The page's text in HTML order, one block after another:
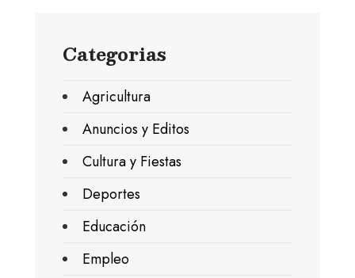
Categorias
Agricultura
Anuncios y Editos
Cultura y Fiestas
Deportes
Educación
Empleo